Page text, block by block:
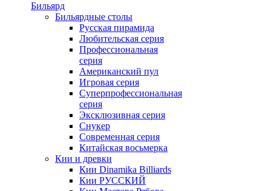
Бильярд
Бильярдные столы
Русская пирамида
Любительская серия
Профессиональная
серия
Американский пул
Игровая серия
Суперпрофессиональная
серия
Эксклюзивная серия
Снукер
Современная серия
Китайская восьмерка
Кии и древки
Кии Dinamika Billiards
Кии РУССКИЙ